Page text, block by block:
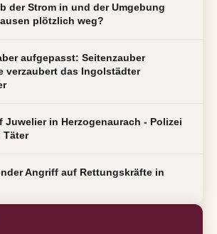
der Strom in und der Umgebung
plötzlich weg?
aufgepasst: Seitenzauber
verzaubert das Ingolstädter
Juwelier in Herzogenaurach - Polizei
Täter
Angriff auf Rettungskräfte in